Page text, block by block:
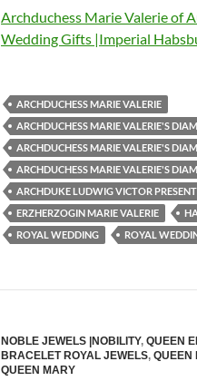
Archduchess Marie Valerie of
Wedding Gifts |Imperial
ARCHDUCHESS MARIE VALERIE
ARCHDUCHESS MARIE VALERIE'S
ARCHDUCHESS MARIE VALERIE'S
ARCHDUCHESS MARIE VALERIE'S
ARCHDUKE LUDWIG VICTOR
ERZHERZOGIN MARIE VALERIE
ROYAL WEDDING
ROYAL
NOBLE JEWELS |NOBILITY, QUEEN
BRACELET ROYAL JEWELS, QUEEN
QUEEN MARY